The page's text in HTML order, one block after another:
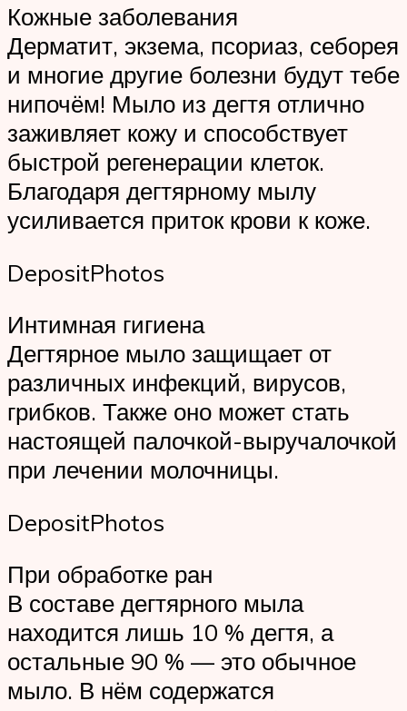
Кожные заболевания
Дерматит, экзема, псориаз, себорея
и многие другие болезни будут тебе
нипочём! Мыло из дегтя отлично
заживляет кожу и способствует
быстрой регенерации клеток.
Благодаря дегтярному мылу
усиливается приток крови к коже.
DepositPhotos
Интимная гигиена
Дегтярное мыло защищает от
различных инфекций, вирусов,
грибков. Также оно может стать
настоящей палочкой-выручалочкой
при лечении молочницы.
DepositPhotos
При обработке ран
В составе дегтярного мыла
находится лишь 10 % дегтя, а
остальные 90 % — это обычное
мыло. В нём содержатся